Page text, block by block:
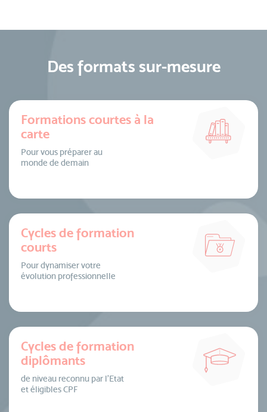
Des formats sur-mesure
Formations courtes à la
carte
Pour vous préparer au
monde de demain
Cycles de formation
courts
Pour dynamiser votre
évolution professionnelle
Cycles de formation
diplômants
de niveau reconnu par l’Etat
et éligibles CPF